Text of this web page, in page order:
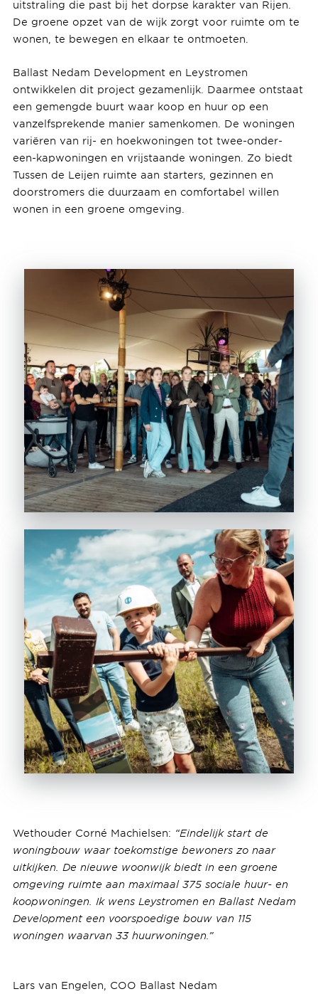
uitstraling die past bij het dorpse karakter van Rijen.
De groene opzet van de wijk zorgt voor ruimte om te
wonen, te bewegen en elkaar te ontmoeten.
Ballast Nedam Development en Leystromen
ontwikkelen dit project gezamenlijk. Daarmee ontstaat
een gemengde buurt waar koop en huur op een
vanzelfsprekende manier samenkomen. De woningen
variëren van rij- en hoekwoningen tot twee-onder-
een-kapwoningen en vrijstaande woningen. Zo biedt
Tussen de Leijen ruimte aan starters, gezinnen en
doorstromers die duurzaam en comfortabel willen
wonen in een groene omgeving.
Wethouder Corné Machielsen: “Eindelijk start de
woningbouw waar toekomstige bewoners zo naar
uitkijken. De nieuwe woonwijk biedt in een groene
omgeving ruimte aan maximaal 375 sociale huur- en
koopwoningen. Ik wens Leystromen en Ballast Nedam
Development een voorspoedige bouw van 115
woningen waarvan 33 huurwoningen.”
Lars van Engelen, COO Ballast Nedam